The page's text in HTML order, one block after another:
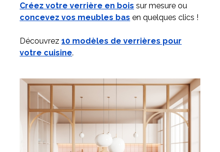
Créez votre verrière en bois sur mesure ou
concevez vos meubles bas en quelques clics !
Découvrez 10 modèles de verrières pour
votre cuisine.